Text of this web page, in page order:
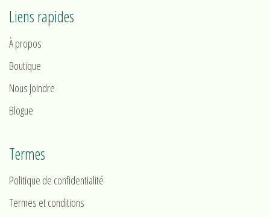
Liens rapides
À propos
Boutique
Nous Joindre
Blogue
Termes
Politique de confidentialité
Termes et conditions